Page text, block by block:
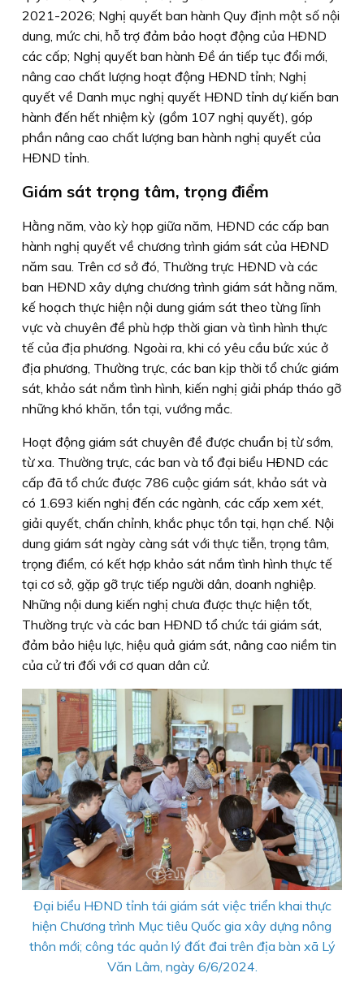
2021-2026; Nghị quyết ban hành Quy định một số nội
dung, mức chi, hỗ trợ đảm bảo hoạt động của HÐND
các cấp; Nghị quyết ban hành Ðề án tiếp tục đổi mới,
nâng cao chất lượng hoạt động HÐND tỉnh; Nghị
quyết về Danh mục nghị quyết HÐND tỉnh dự kiến ban
hành đến hết nhiệm kỳ (gồm 107 nghị quyết), góp
phần nâng cao chất lượng ban hành nghị quyết của
HÐND tỉnh.
Giám sát trọng tâm, trọng điểm
Hằng năm, vào kỳ họp giữa năm, HÐND các cấp ban
hành nghị quyết về chương trình giám sát của HÐND
năm sau. Trên cơ sở đó, Thường trực HÐND và các
ban HÐND xây dựng chương trình giám sát hằng năm,
kế hoạch thực hiện nội dung giám sát theo từng lĩnh
vực và chuyên đề phù hợp thời gian và tình hình thực
tế của địa phương. Ngoài ra, khi có yêu cầu bức xúc ở
địa phương, Thường trực, các ban kịp thời tổ chức giám
sát, khảo sát nắm tình hình, kiến nghị giải pháp tháo gỡ
những khó khăn, tồn tại, vướng mắc.
Hoạt động giám sát chuyên đề được chuẩn bị từ sớm,
từ xa. Thường trực, các ban và tổ đại biểu HÐND các
cấp đã tổ chức được 786 cuộc giám sát, khảo sát và
có 1.693 kiến nghị đến các ngành, các cấp xem xét,
giải quyết, chấn chỉnh, khắc phục tồn tại, hạn chế. Nội
dung giám sát ngày càng sát với thực tiễn, trọng tâm,
trọng điểm, có kết hợp khảo sát nắm tình hình thực tế
tại cơ sở, gặp gỡ trực tiếp người dân, doanh nghiệp.
Những nội dung kiến nghị chưa được thực hiện tốt,
Thường trực và các ban HÐND tổ chức tái giám sát,
đảm bảo hiệu lực, hiệu quả giám sát, nâng cao niềm tin
của cử tri đối với cơ quan dân cử.
Ðại biểu HÐND tỉnh tái giám sát việc triển khai thực
hiện Chương trình Mục tiêu Quốc gia xây dựng nông
thôn mới; công tác quản lý đất đai trên địa bàn xã Lý
Văn Lâm, ngày 6/6/2024.